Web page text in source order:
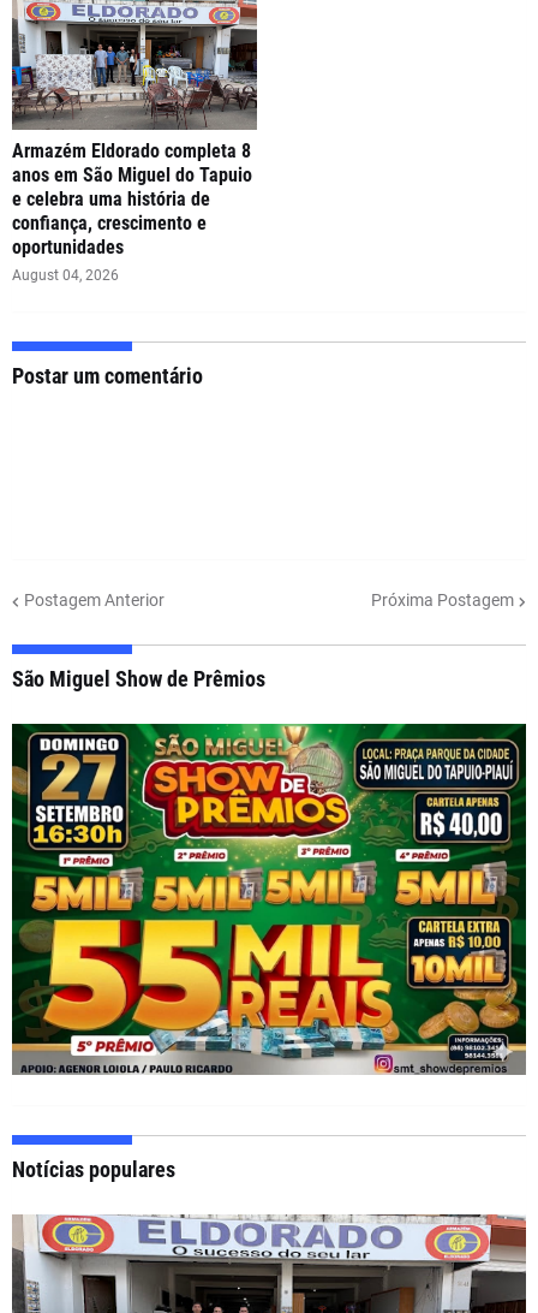
Armazém Eldorado completa 8
anos em São Miguel do Tapuio
e celebra uma história de
confiança, crescimento e
oportunidades
August 04, 2026
Postar um comentário
Postagem Anterior Próxima Postagem
São Miguel Show de Prêmios
Notícias populares